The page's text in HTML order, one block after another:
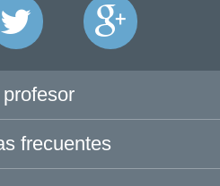
frecuentes